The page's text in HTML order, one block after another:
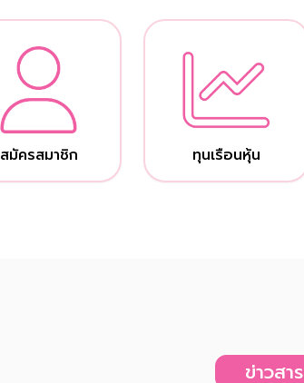
สมัครสมาชิก ทุนเรือนหุ้น
ข่าวสาร